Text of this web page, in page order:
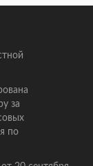
за
по